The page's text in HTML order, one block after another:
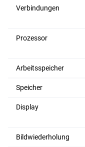
Verbindungen
Prozessor
Arbeitsspeicher
Speicher
Display
Bildwiederholung